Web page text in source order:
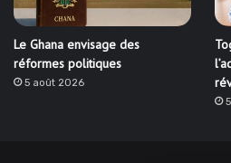
Le Ghana envisage des
réformes politiques
5 août 2026